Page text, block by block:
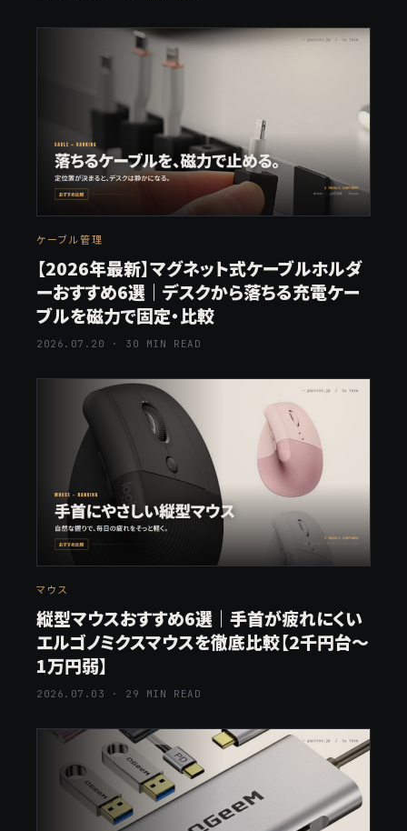
ケーブル管理
【2026年最新】マグネット式ケーブルホルダ
ーおすすめ6選｜デスクから落ちる充電ケー
ブルを磁力で固定・比較
2026.07.20 · 30 MIN READ
マウス
縦型マウスおすすめ6選｜手首が疲れにくい
エルゴノミクスマウスを徹底比較【2千円台〜
1万円弱】
2026.07.03 · 29 MIN READ